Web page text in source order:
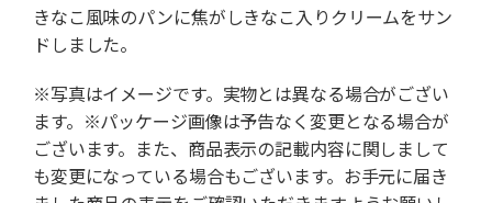
きなこ風味のパンに焦がしきなこ入りクリームをサン
ドしました。
※写真はイメージです。実物とは異なる場合がござい
ます。※パッケージ画像は予告なく変更となる場合が
ございます。また、商品表示の記載内容に関しまして
も変更になっている場合もございます。お手元に届き